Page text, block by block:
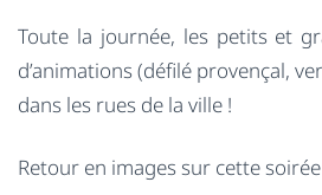
Toute la journée, les petits et
d’animations (défilé provençal,
dans les rues de la ville !
Retour en images sur cette